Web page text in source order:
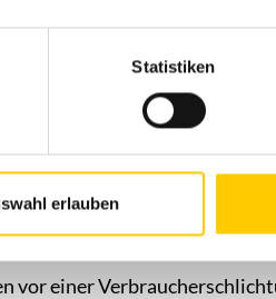
Statistiken
erlauben
Grafiken, Dateien usw.
gewerbliche
einer